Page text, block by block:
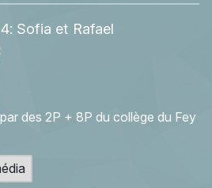
Sofia et Rafael
des 2P + 8P du collège du Fey